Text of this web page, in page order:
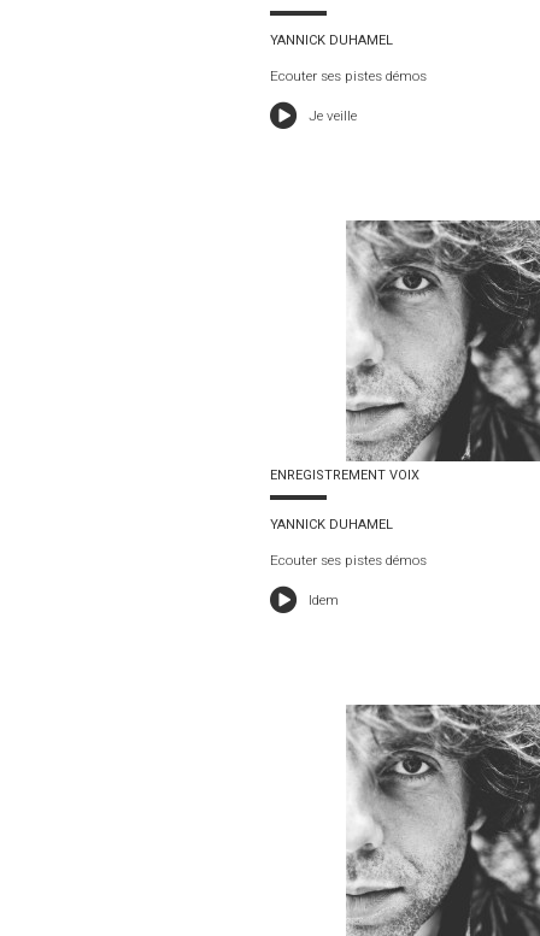
YANNICK DUHAMEL
Ecouter ses pistes démos
Je veille
ENREGISTREMENT VOIX
YANNICK DUHAMEL
Ecouter ses pistes démos
Idem